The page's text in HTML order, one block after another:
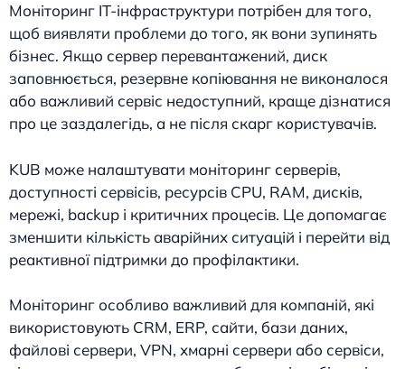
Моніторинг IT-інфраструктури потрібен для того,
щоб виявляти проблеми до того, як вони зупинять
бізнес. Якщо сервер перевантажений, диск
заповнюється, резервне копіювання не виконалося
або важливий сервіс недоступний, краще дізнатися
про це заздалегідь, а не після скарг користувачів.
KUB може налаштувати моніторинг серверів,
доступності сервісів, ресурсів CPU, RAM, дисків,
мережі, backup і критичних процесів. Це допомагає
зменшити кількість аварійних ситуацій і перейти від
реактивної підтримки до профілактики.
Моніторинг особливо важливий для компаній, які
використовують CRM, ERP, сайти, бази даних,
файлові сервери, VPN, хмарні сервери або сервіси,